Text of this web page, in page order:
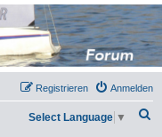
Anmelden
Registrieren
Select Language ▼